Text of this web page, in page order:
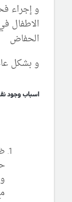
و إجراء
الاطفال
الحفاض
و بشكل
اسباب وجود